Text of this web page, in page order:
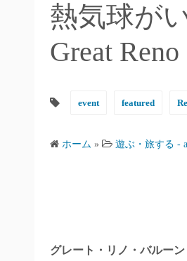
熱気球が
Great
event featured
ホーム » 遊ぶ・旅する -
グレート・リノ・バルー